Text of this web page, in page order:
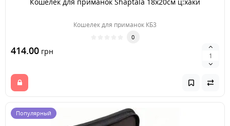
Кошелек для приманок КБ3
0
414.00 грн
Популярный